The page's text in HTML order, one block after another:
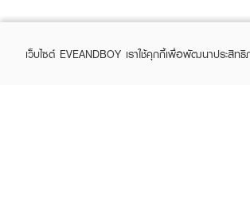
เว็บไซต์ EVEANDBOY เราใช้คุกกี้เพื่อพัฒนาประสิ